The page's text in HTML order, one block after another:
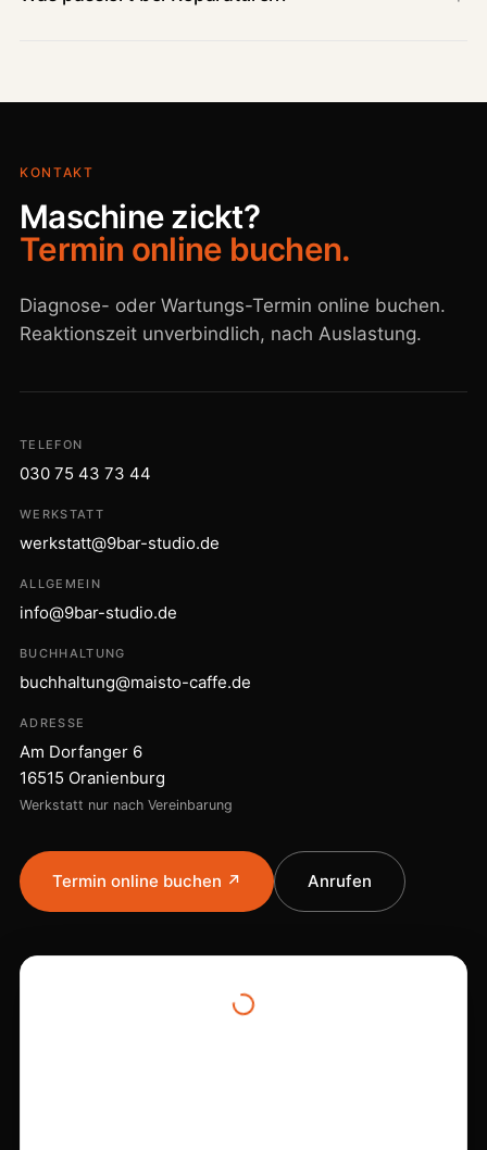
KONTAKT
Maschine zickt?
Termin online buchen.
Diagnose- oder Wartungs-Termin online buchen.
Reaktionszeit unverbindlich, nach Auslastung.
TELEFON
030 75 43 73 44
WERKSTATT
werkstatt@9bar-studio.de
ALLGEMEIN
info@9bar-studio.de
BUCHHALTUNG
buchhaltung@maisto-caffe.de
ADRESSE
Am Dorfanger 6
16515 Oranienburg
Werkstatt nur nach Vereinbarung
Termin online buchen ↗ Anrufen